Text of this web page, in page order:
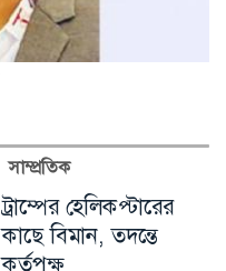
সাম্প্রতিক
ভারতীয় তরুণীর অভিযোগে
জামালপুরে যুবক গ্রেপ্তার